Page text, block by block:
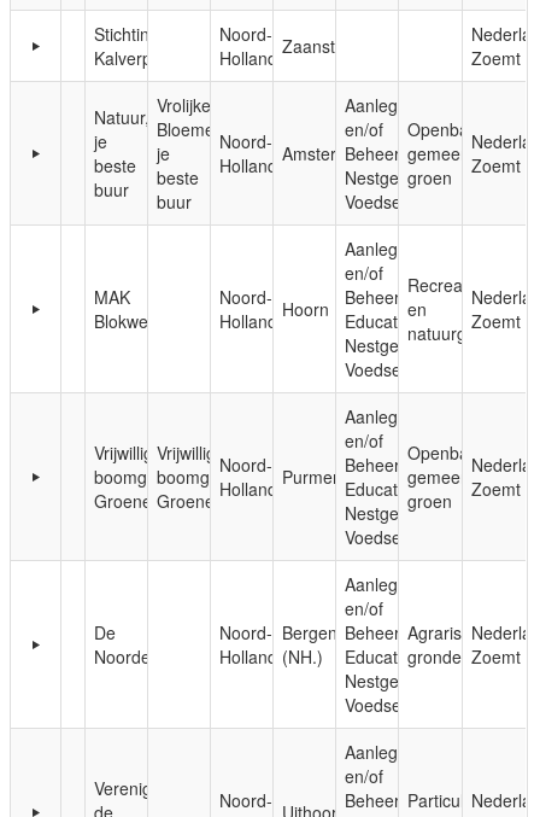
Stichting
Kalverpolder
Noord-
Holland Zaanstad
Zoemt
Natuur,
je
beste
buur
Vrolijke
Bloemenweide/Natuur,
je
beste
buur
Noord-
Holland Amsterdam
Aanleg
en/of
Beheer;
Nestgelegenheid;
Voedsel
Openbaar,
gemeentelijk
groen
Zoemt
MAK
Blokweer
Noord-
Holland Hoorn
Aanleg
en/of
Beheer;
Educatie;
Nestgelegenheid;
Voedsel
Recreatie-
en
natuurgebieden
Zoemt
Vrijwilligers
boomgaard
Groenewoud
Vrijwilligers
boomgaard
Groenewoud
Noord-
Holland Purmerend
Aanleg
en/of
Beheer;
Educatie;
Nestgelegenheid;
Voedsel
Openbaar,
gemeentelijk
groen
Zoemt
De
Noorderhoeve
Noord-
Holland
Bergen
(NH.)
Aanleg
en/of
Beheer;
Educatie;
Nestgelegenheid;
Voedsel
Agrarische
gronden Zoemt
Vereniging
de
Noord- Uithoorn
Aanleg
en/of
Beheer; Particuliere